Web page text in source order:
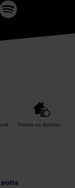
Platba na dobírku